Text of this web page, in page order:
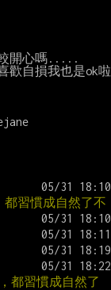
較開心嗎.....
歡自損我也是ok啦
習慣成自然了不
都習慣成自然了